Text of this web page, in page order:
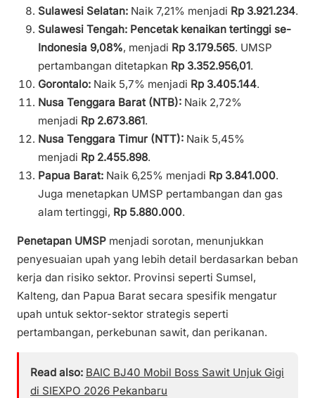
Sulawesi Selatan: Naik 7,21% menjadi Rp 3.921.234.
Sulawesi Tengah: Pencetak kenaikan tertinggi se-
Indonesia 9,08%, menjadi Rp 3.179.565. UMSP
pertambangan ditetapkan Rp 3.352.956,01.
Gorontalo: Naik 5,7% menjadi Rp 3.405.144.
Nusa Tenggara Barat (NTB): Naik 2,72%
menjadi Rp 2.673.861.
Nusa Tenggara Timur (NTT): Naik 5,45%
menjadi Rp 2.455.898.
Papua Barat: Naik 6,25% menjadi Rp 3.841.000.
Juga menetapkan UMSP pertambangan dan gas
alam tertinggi, Rp 5.880.000.
Penetapan UMSP menjadi sorotan, menunjukkan
penyesuaian upah yang lebih detail berdasarkan beban
kerja dan risiko sektor. Provinsi seperti Sumsel,
Kalteng, dan Papua Barat secara spesifik mengatur
upah untuk sektor-sektor strategis seperti
pertambangan, perkebunan sawit, dan perikanan.
Read also: BAIC BJ40 Mobil Boss Sawit Unjuk Gigi
di SIEXPO 2026 Pekanbaru